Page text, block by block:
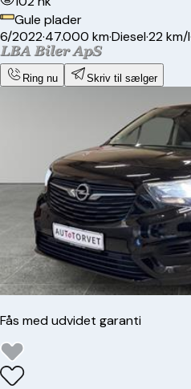
Gule plader
6/2022·47.000 km·Diesel·22 km/l·
Ring nu Skriv til sælger
Fås med udvidet garanti